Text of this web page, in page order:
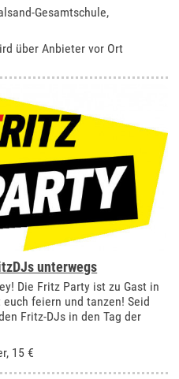
Gesamtschule,
über Anbieter vor Ort
unterwegs
Die Fritz Party ist zu Gast in
feiern und tanzen! Seid
Fritz-DJs in den Tag der
15 €